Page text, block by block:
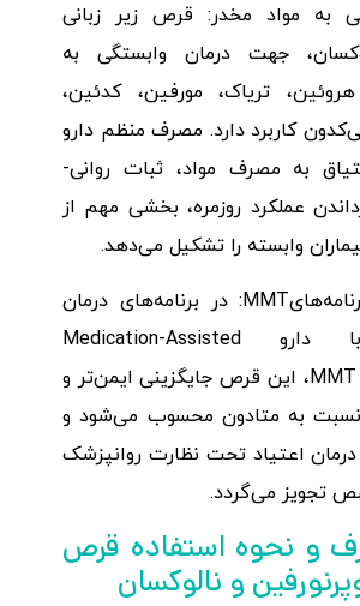
به مواد مخدر: قرص زیر زبانی
جهت درمان وابستگی به
تریاک، مورفین، کدئین،
کاربرد دارد. مصرف منظم دارو
به مصرف مواد، ثبات روانی-
عملکرد روزمره، بخشی مهم از
وابسته را تشکیل می‌دهد.
استفاده در برنامه‌هایMMT: در برنامه‌های درمان
نگهدارنده با دارو Medication-Assisted
Treatment یا MMT، این قرص جایگزینی ایمن‌تر و
نسبت به متادون محسوب می‌شود و
درمان اعتیاد تحت نظارت روانپزشک
تجویز می‌گردد.
و نحوه استفاده قرص
و نالوکسان